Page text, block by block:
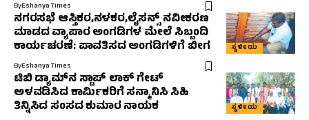
ByEshanya Times
ಸ್ಥಳೀಯ
ನಗರಸಭೆ ಆಸ್ತಿಕರ,ನಳಕರ,ಲೈಸನ್ಸ್ ನವೀಕರಣ
ಮಾಡದ ವ್ಯಾಪಾರ ಅಂಗಡಿಗಳ ಮೇಲೆ ಸಿಬ್ಬಂದಿ
ಕಾರ್ಯಚರಣೆ: ಪಾವತಿಸದ ಅಂಗಡಿಗಳಿಗೆ ಬೀಗ
ByEshanya Times
ಸ್ಥಳೀಯ
ಟಿಬಿ ಡ್ಯಾಮ್‌ನ ಸ್ಟಾಪ್ ಲಾಕ್ ಗೇಟ್
ಅಳವಡಿಸಿದ ಕಾರ್ಮಿಕರಿಗೆ ಸನ್ಮಾನಿಸಿ ಸಿಹಿ
ತಿನ್ನಿಸಿದ ಸಂಸದ ಕುಮಾರ ನಾಯಕ